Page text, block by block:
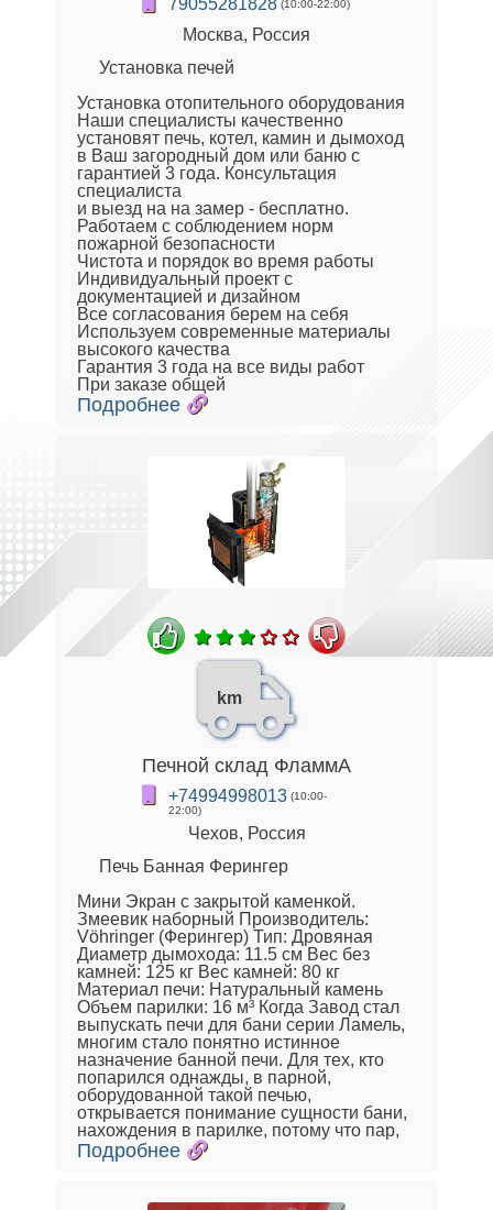
79055281828 (10:00-22:00)
Москва, Россия
Установка печей
Установка отопительного оборудования
Наши специалисты качественно
установят печь, котел, камин и дымоход
в Ваш загородный дом или баню с
гарантией 3 года. Консультация
специалиста
и выезд на на замер - бесплатно.
Работаем с соблюдением норм
пожарной безопасности
Чистота и порядок во время работы
Индивидуальный проект с
документацией и дизайном
Все согласования берем на себя
Используем современные материалы
высокого качества
Гарантия 3 года на все виды работ
При заказе общей
Подробнее
km
Печной склад ФламмА
+74994998013 (10:00-
22:00)
Чехов, Россия
Печь Банная Ферингер
Мини Экран с закрытой каменкой.
Змеевик наборный Производитель:
Vöhringer (Ферингер) Тип: Дровяная
Диаметр дымохода: 11.5 см Вес без
камней: 125 кг Вес камней: 80 кг
Материал печи: Натуральный камень
Объем парилки: 16 м³ Когда Завод стал
выпускать печи для бани серии Ламель,
многим стало понятно истинное
назначение банной печи. Для тех, кто
попарился однажды, в парной,
оборудованной такой печью,
открывается понимание сущности бани,
нахождения в парилке, потому что пар,
Подробнее